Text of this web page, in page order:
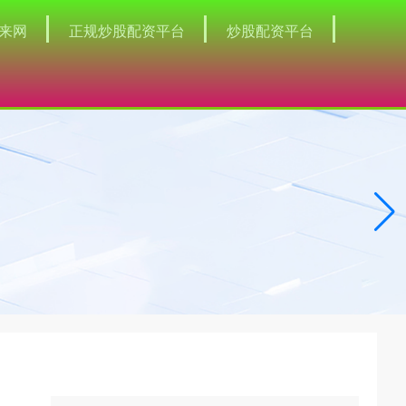
网 正规炒股配资平台 炒股配资平台